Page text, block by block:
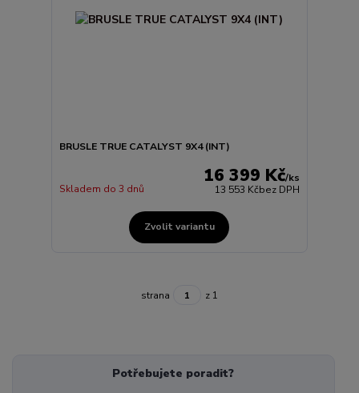
BRUSLE TRUE CATALYST 9X4 (INT)
16 399 Kč/ks
13 553 Kčbez DPH
Skladem do 3 dnů
Zvolit variantu
strana z 1
Potřebujete poradit?